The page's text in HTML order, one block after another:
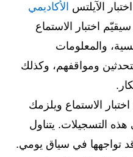
الآيلتس الأكاديمي
اختبار الاستماع
والمعلومات
ومواقفهم، وكذلك
في اختبار الاستماع ويلزمك
بناءً على هذه التسجيلات. يتناول
تواجهها في سياق يومي.